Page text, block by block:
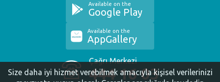
Çağrı Merkezi
444 16 03
Available on the
Google Play
Available on the
AppGallery
Size daha iyi hizmet verebilmek amacıyla kişisel verilerinizi